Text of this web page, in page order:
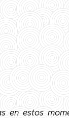
en estos